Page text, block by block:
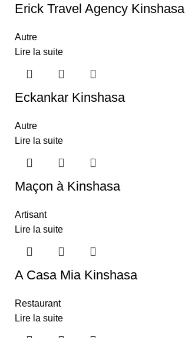
Erick Travel Agency Kinshasa
Autre
Lire la suite
Eckankar Kinshasa
Autre
Lire la suite
Maçon à Kinshasa
Artisant
Lire la suite
A Casa Mia Kinshasa
Restaurant
Lire la suite